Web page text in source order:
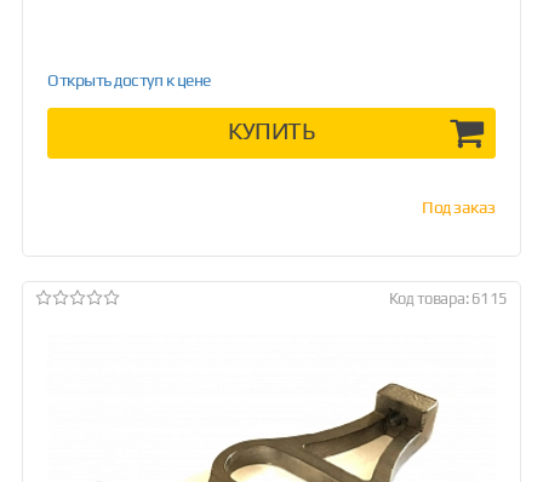
Открыть доступ к цене
КУПИТЬ
Под заказ
Код товара: 6115